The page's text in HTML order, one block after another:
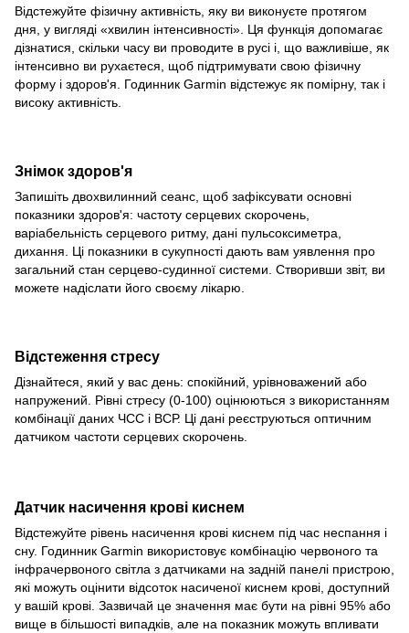
Відстежуйте фізичну активність, яку ви виконуєте протягом
дня, у вигляді «хвилин інтенсивності». Ця функція допомагає
дізнатися, скільки часу ви проводите в русі і, що важливіше, як
інтенсивно ви рухаєтеся, щоб підтримувати свою фізичну
форму і здоров'я. Годинник Garmin відстежує як помірну, так і
високу активність.
Знімок здоров'я
Запишіть двохвилинний сеанс, щоб зафіксувати основні
показники здоров'я: частоту серцевих скорочень,
варіабельність серцевого ритму, дані пульсоксиметра,
дихання. Ці показники в сукупності дають вам уявлення про
загальний стан серцево-судинної системи. Створивши звіт, ви
можете надіслати його своєму лікарю.
Відстеження стресу
Дізнайтеся, який у вас день: спокійний, урівноважений або
напружений. Рівні стресу (0-100) оцінюються з використанням
комбінації даних ЧСС і ВСР. Ці дані реєструються оптичним
датчиком частоти серцевих скорочень.
Датчик насичення крові киснем
Відстежуйте рівень насичення крові киснем під час неспання і
сну. Годинник Garmin використовує комбінацію червоного та
інфрачервоного світла з датчиками на задній панелі пристрою,
які можуть оцінити відсоток насиченої киснем крові, доступний
у вашій крові. Зазвичай це значення має бути на рівні 95% або
вище в більшості випадків, але на показник можуть впливати